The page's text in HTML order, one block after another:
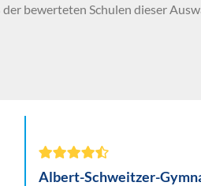
bewerteten Schulen dieser
Albert-Schweitzer-